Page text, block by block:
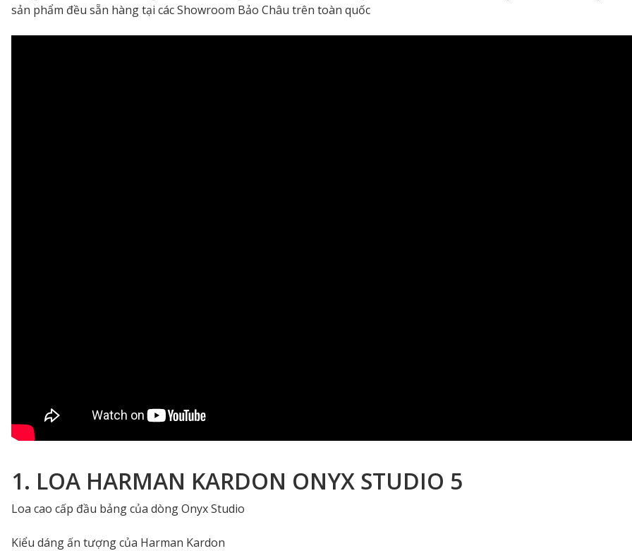
sản phẩm đều sẵn hàng tại các Showroom Bảo Châu trên toàn quốc
1. LOA HARMAN KARDON ONYX STUDIO 5
Loa cao cấp đầu bảng của dòng Onyx Studio
Kiểu dáng ấn tượng của Harman Kardon